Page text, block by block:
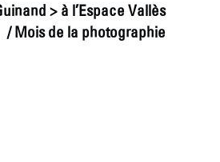
> à l’Espace Vallès
/ Mois de la photographie